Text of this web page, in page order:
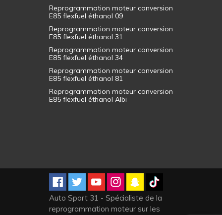
Reprogrammation moteur conversion
E85 flexfuel éthanol 09
Reprogrammation moteur conversion
E85 flexfuel éthanol 31
Reprogrammation moteur conversion
E85 flexfuel éthanol 34
Reprogrammation moteur conversion
E85 flexfuel éthanol 81
Reprogrammation moteur conversion
E85 flexfuel éthanol Albi
Auto Sport 31 - Spécialiste de la
reprogrammation moteur sur les